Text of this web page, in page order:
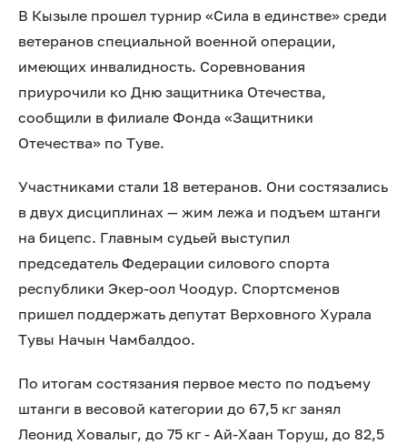
В Кызыле прошел турнир «Сила в единстве» среди
ветеранов специальной военной операции,
имеющих инвалидность. Соревнования
приурочили ко Дню защитника Отечества,
сообщили в филиале Фонда «Защитники
Отечества» по Туве.
Участниками стали 18 ветеранов. Они состязались
в двух дисциплинах — жим лежа и подъем штанги
на бицепс. Главным судьей выступил
председатель Федерации силового спорта
республики Экер-оол Чоодур. Спортсменов
пришел поддержать депутат Верховного Хурала
Тувы Начын Чамбалдоо.
По итогам состязания первое место по подъему
штанги в весовой категории до 67,5 кг занял
Леонид Ховалыг, до 75 кг - Ай-Хаан Торуш, до 82,5